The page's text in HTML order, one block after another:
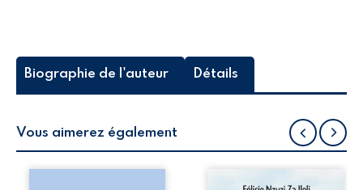
Biographie de l'auteur Détails
Vous aimerez également
Auberge de la